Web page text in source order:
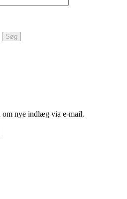
om nye indlæg via e-mail.